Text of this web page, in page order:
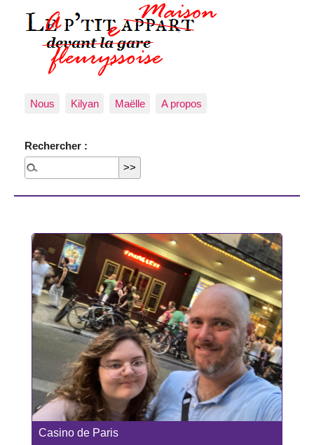
Nous Kilyan Maëlle A propos
Rechercher :
Casino de Paris